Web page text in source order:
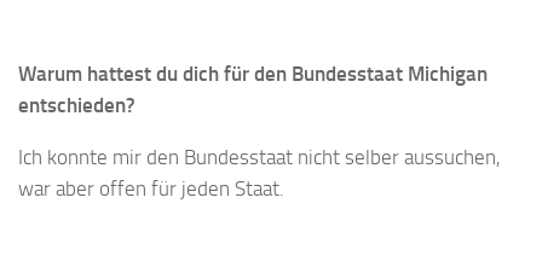
Warum hattest du dich für den Bundesstaat Michigan
entschieden?
Ich konnte mir den Bundesstaat nicht selber aussuchen,
war aber offen für jeden Staat.